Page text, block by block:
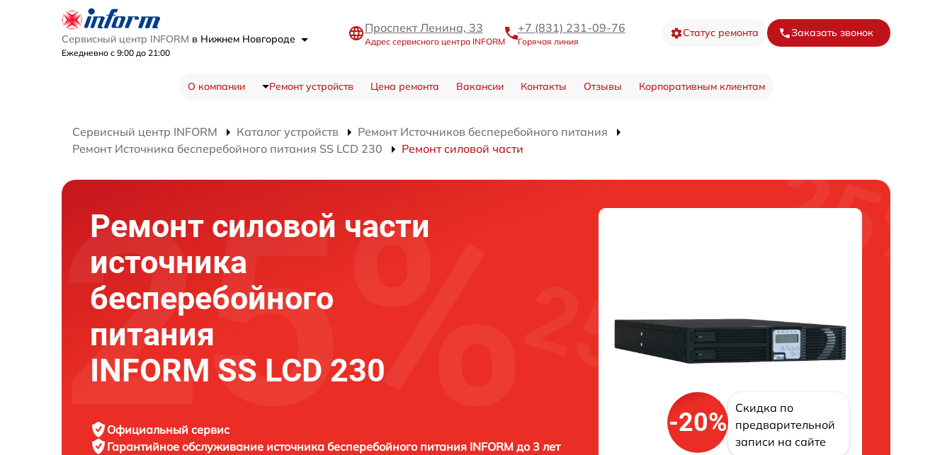
Сервисный центр INFORM в Нижнем Новгороде
Ежедневно с 9:00 до 21:00
Проспект Ленина, 33
Адрес сервисного центра INFORM
+7 (831) 231-09-76
Горячая линия
Статус ремонта Заказать звонок
О компании Ремонт устройств Цена ремонта Вакансии Контакты Отзывы Корпоративным клиентам
Сервисный центр INFORM Каталог устройств
Ремонт Источников бесперебойного питания
Ремонт Источника бесперебойного питания SS LCD 230
Ремонт силовой части
Ремонт силовой части
источника
бесперебойного
питания
INFORM SS LCD 230
Официальный сервис
Гарантийное обслуживание источника бесперебойного питания INFORM до 3 лет
-20%
Скидка по
предварительной
записи на сайте